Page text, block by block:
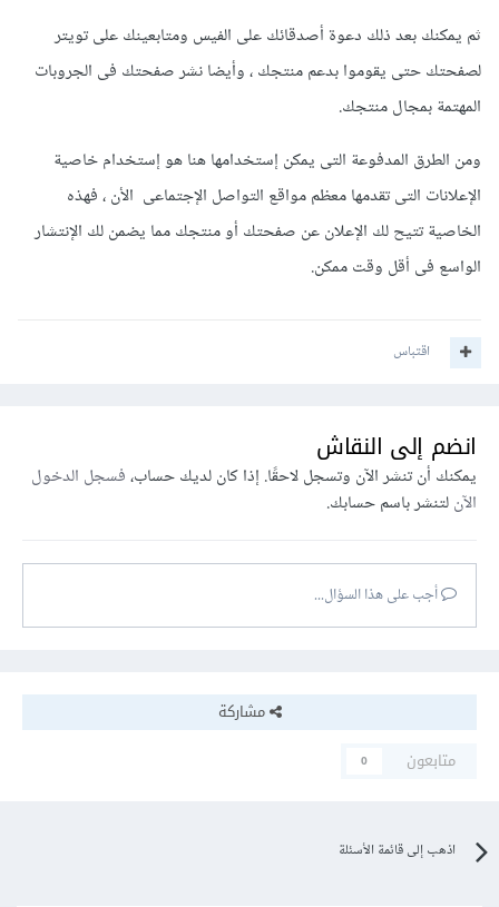
ثم يمكنك بعد ذلك دعوة أصدقائك على الفيس ومتابعينك على تويتر
لصفحتك حتى يقوموا بدعم منتجك ، وأيضا نشر صفحتك فى الجروبات
المهتمة بمجال منتجك.
ومن الطرق المدفوعة التى يمكن إستخدامها هنا هو إستخدام خاصية
الإعلانات التى تقدمها معظم مواقع التواصل الإجتماعى الأن ، فهذه
الخاصية تتيح لك الإعلان عن صفحتك أو منتجك مما يضمن لك الإنتشار
الواسع فى أقل وقت ممكن.
اقتباس
انضم إلى النقاش
يمكنك أن تنشر الآن وتسجل لاحقًا. إذا كان لديك حساب،فسجل الدخول
الآنلتنشر باسم حسابك.
أجب على هذا السؤال...
مشاركة
متابعون
0
اذهب إلى قائمة الأسئلة